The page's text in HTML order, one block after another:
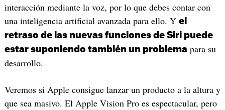
interacción mediante la voz, por lo que debes contar con
una inteligencia artificial avanzada para ello. Y el
retraso de las nuevas funciones de Siri puede
estar suponiendo también un problemapara su
desarrollo.
Veremos si Apple consigue lanzar un producto a la altura y
que sea masivo. El Apple Vision Pro es espectacular, pero